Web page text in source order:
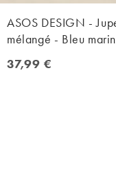
ASOS DESIGN -
mélangé - Bleu
37,99 €
37,99 €